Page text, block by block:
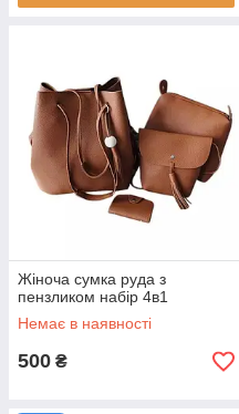
Жіноча сумка руда з
пензликом набір 4в1
Немає в наявності
500 ₴